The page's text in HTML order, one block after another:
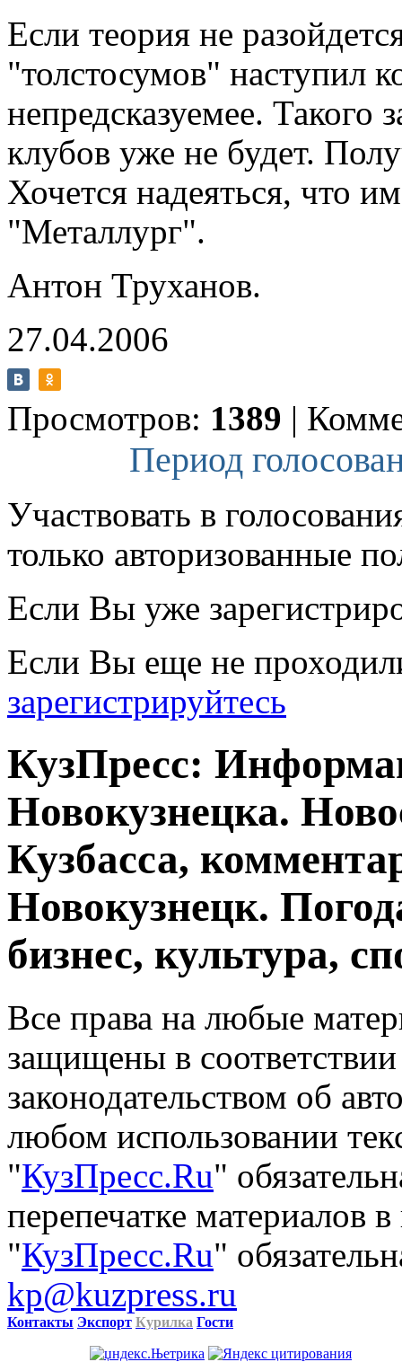
Если теория не
"толстосумов" наступил
непредсказуемее. Такого
клубов уже не будет.
Хочется надеяться, что
"Металлург".
Антон Труханов.
27.04.2006
Просмотров: 1389 |
Период
Участвовать в
только авторизованные
Если Вы уже
Если Вы еще не
зарегистрируйтесь
КузПресс:
Новокузнецка.
Кузбасса,
Новокузнецк.
бизнес, культура,
Все права на любые
защищены в
законодательством об
любом использовании
"КузПресс.Ru"
перепечатке материалов
"КузПресс.Ru"
kp@kuzpress.ru
Контакты Экспорт Курилка Гости